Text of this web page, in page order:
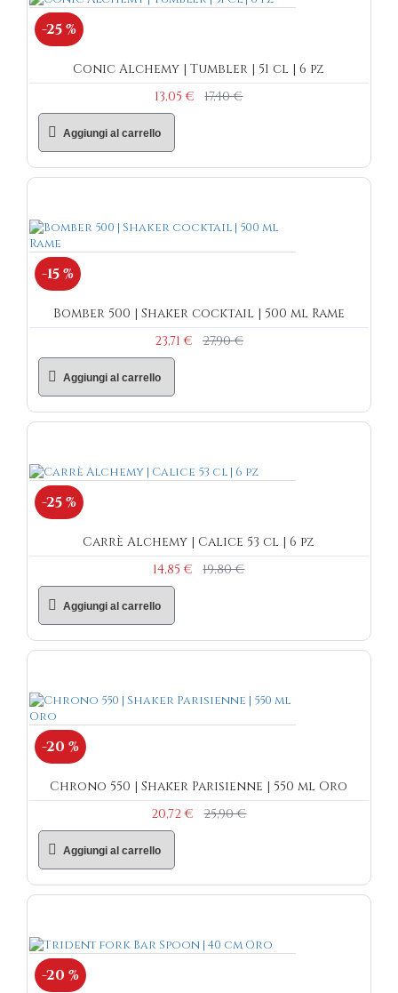
-25 %
Conic Alchemy | Tumbler | 51 cl | 6 pz
13,05 €
17,40 €
Aggiungi al carrello
-15 %
Bomber 500 | Shaker cocktail | 500 ml Rame
23,71 €
27,90 €
Aggiungi al carrello
-25 %
Carrè Alchemy | Calice 53 cl | 6 pz
14,85 €
19,80 €
Aggiungi al carrello
-20 %
Chrono 550 | Shaker Parisienne | 550 ml Oro
20,72 €
25,90 €
Aggiungi al carrello
-20 %